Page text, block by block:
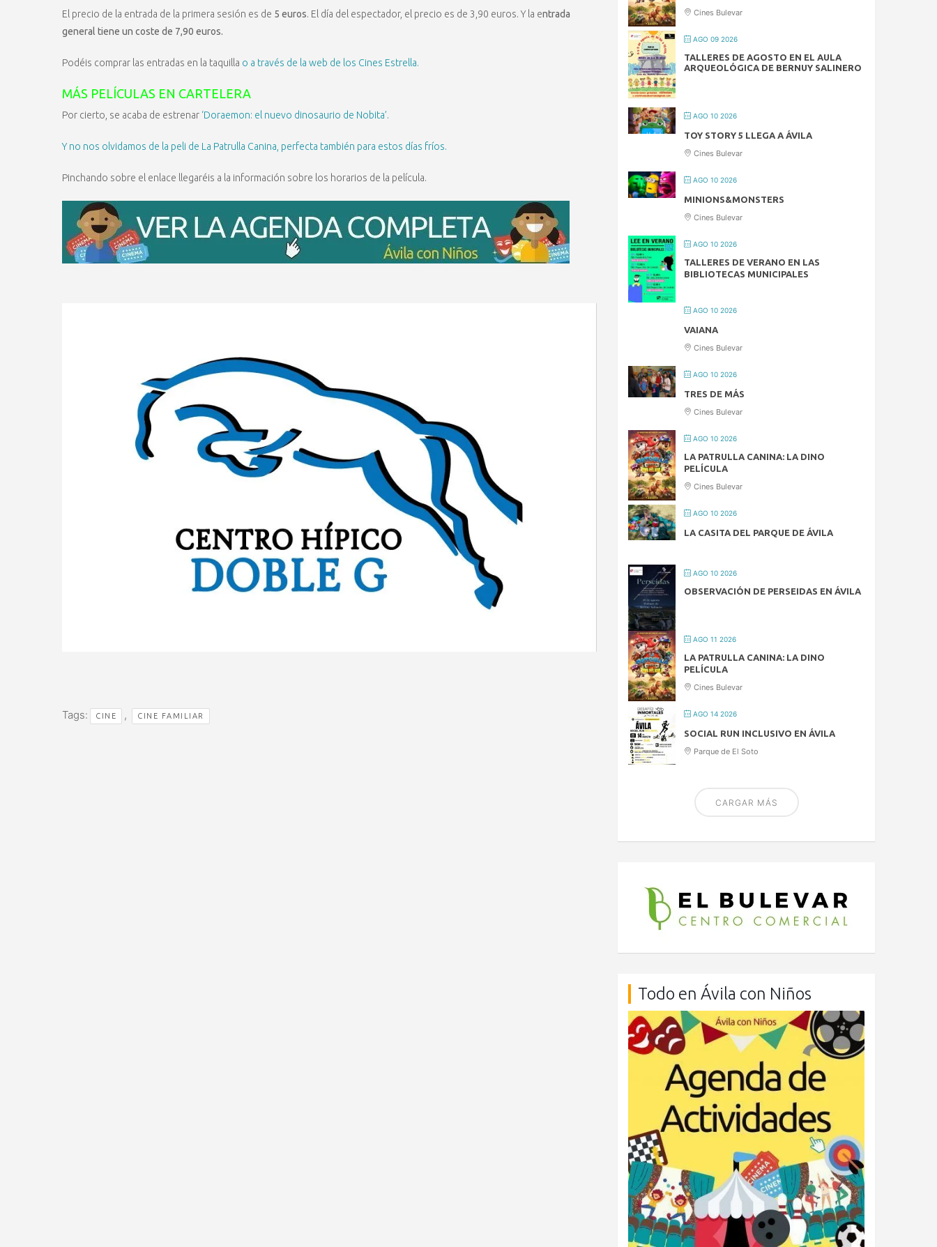
El precio de la entrada de la primera sesión es de 5 euros. El día del espectador, el precio es de 3,90 euros. Y la entrada
general tiene un coste de 7,90 euros.
Podéis comprar las entradas en la taquilla o a través de la web de los Cines Estrella.
MÁS PELÍCULAS EN CARTELERA
Por cierto, se acaba de estrenar ‘Doraemon: el nuevo dinosaurio de Nobita’.
Y no nos olvidamos de la peli de La Patrulla Canina, perfecta también para estos días fríos.
Pinchando sobre el enlace llegaréis a la información sobre los horarios de la película.
Tags: CINE , CINE FAMILIAR
Cines Bulevar
AGO 09 2026
TALLERES DE AGOSTO EN EL AULA
ARQUEOLÓGICA DE BERNUY SALINERO
AGO 10 2026
TOY STORY 5 LLEGA A ÁVILA
Cines Bulevar
AGO 10 2026
MINIONS&MONSTERS
Cines Bulevar
AGO 10 2026
TALLERES DE VERANO EN LAS
BIBLIOTECAS MUNICIPALES
AGO 10 2026
VAIANA
Cines Bulevar
AGO 10 2026
TRES DE MÁS
Cines Bulevar
AGO 10 2026
LA PATRULLA CANINA: LA DINO
PELÍCULA
Cines Bulevar
AGO 10 2026
LA CASITA DEL PARQUE DE ÁVILA
AGO 10 2026
OBSERVACIÓN DE PERSEIDAS EN ÁVILA
AGO 11 2026
LA PATRULLA CANINA: LA DINO
PELÍCULA
Cines Bulevar
AGO 14 2026
SOCIAL RUN INCLUSIVO EN ÁVILA
Parque de El Soto
CARGAR MÁS
Todo en Ávila con Niños